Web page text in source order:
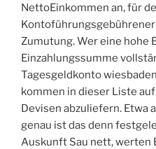
NettoEinkommen an, für
Zumutung. Wer eine hohe
Einzahlungssumme
Tagesgeldkonto
kommen in dieser Liste
Devisen abzuliefern. Etwa
genau ist das denn
Auskunft Sau nett, werten